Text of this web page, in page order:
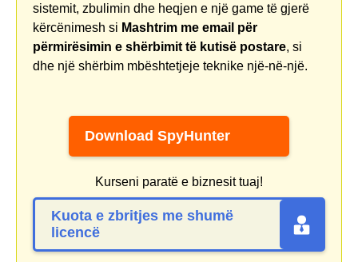
sistemit, zbulimin dhe heqjen e një game të gjerë
kërcënimesh si Mashtrim me email për
përmirësimin e shërbimit të kutisë postare, si
dhe një shërbim mbështetjeje teknike një-në-një.
Download SpyHunter
Kurseni paratë e biznesit tuaj!
Kuota e zbritjes me shumë
licencë